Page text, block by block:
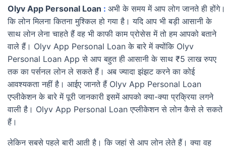
Olyv App Personal Loan : अभी के समय में आप लोग जानते ही होंगे।
कि लोन मिलना कितना मुश्किल हो गया है। यदि आप भी बड़ी आसानी के
साथ लोन लेना चाहते हैं वह भी काफी काम प्रोसेस में तो हम आपको बताने
वाले हैं। Olyv App Personal Loan के बारे में क्योंकि Olyv
Personal Loan App से आप बहुत ही आसानी के साथ ₹5 लाख रुपए
तक का पर्सनल लोन ले सकते हैं। अब ज्यादा झंझट करने का कोई
आवश्यकता नहीं है। आईए जानते हैं Olyv App Personal Loan
एप्लीकेशन के बारे में पूरी जानकारी इसमें आपको क्या-क्या प्रक्रिया लगने
वाली है। Olyv App Personal Loan एप्लीकेशन से लोन कैसे ले सकते
हैं।
लेकिन सबसे पहले बारी आती है। कि जहां से आप लोन लेते हैं। क्या वह